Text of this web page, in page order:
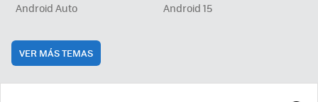
Android Auto
Android 15
VER MÁS TEMAS